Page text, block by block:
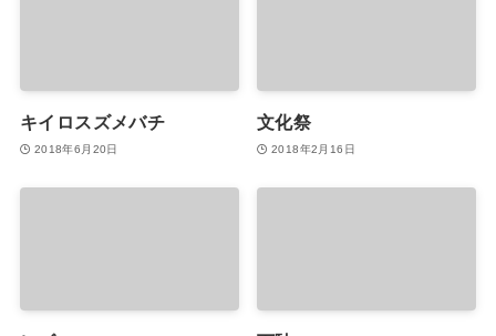
キイロスズメバチ
2018年6月20日
文化祭
2018年2月16日